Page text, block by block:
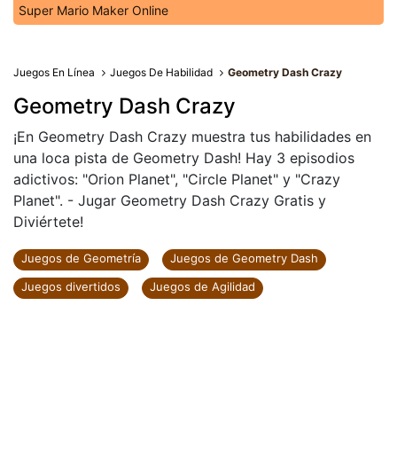
Super Mario Maker Online
Juegos En Línea Juegos De Habilidad Geometry Dash Crazy
Geometry Dash Crazy
¡En Geometry Dash Crazy muestra tus habilidades en
una loca pista de Geometry Dash! Hay 3 episodios
adictivos: "Orion Planet", "Circle Planet" y "Crazy
Planet". - Jugar Geometry Dash Crazy Gratis y
Diviértete!
Juegos de Geometría
Juegos de Geometry Dash
Juegos divertidos
Juegos de Agilidad